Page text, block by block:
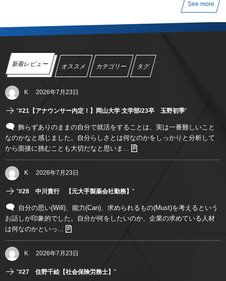
See more
新着レビュー オススメ カテゴリー タグ
K 2026年7月23日
"#21【アナウンサー内定！】岡山大学 文学部/23卒 玉野初季"
飾らずありのままの自分で就活をすることは、実は一番難しいこと
なのかなと感じました。自分らしさとは何なのかをしっかりと分析して
から面接に挑むことも大切だなと思いま...
K 2026年7月23日
"#28 中川貴行 【元大手製薬会社勤務】 "
自分の思い(Will)、能力(Can)、求められるもの(Must)を考えるという
お話しが印象的でした。自分が何をしたいのか、企業の求めている人材
は何なのかといっ...
K 2026年7月23日
"#27 住野千絵【社会保険労務士】 "